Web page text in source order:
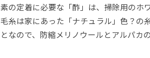
素の定着に必要な「酢」は、掃除用のホ
毛糸は家にあった「ナチュラル」色？の
となので、防縮メリノウールとアルパカ